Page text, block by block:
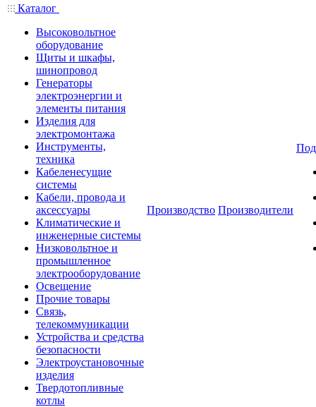
Каталог
Высоковольтное
оборудование
Щиты и шкафы,
шинопровод
Генераторы
электроэнергии и
элементы питания
Изделия для
электромонтажа
Инструменты,
техника
Кабеленесущие
системы
Кабели, провода и
аксессуары
Климатические и
инженерные системы
Низковольтное и
промышленное
электрооборудование
Освещение
Прочие товары
Связь,
телекоммуникации
Устройства и средства
безопасности
Электроустановочные
изделия
Твердотопливные
котлы
Производство Производители